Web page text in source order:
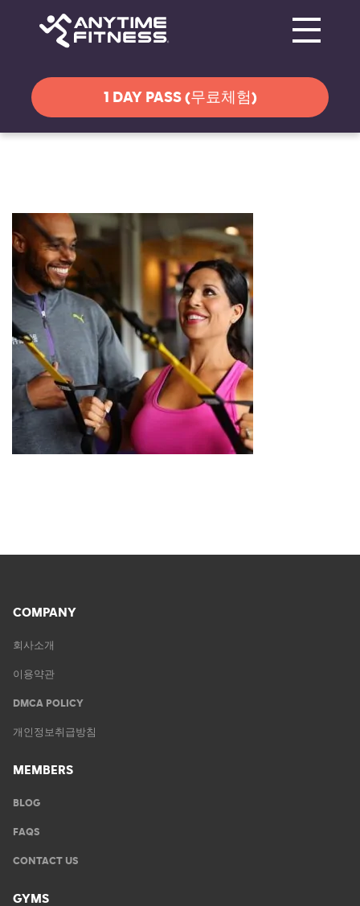
1 DAY PASS (무료체험)
COMPANY
회사소개
이용약관
DMCA POLICY
개인정보취급방침
MEMBERS
BLOG
FAQS
CONTACT US
GYMS